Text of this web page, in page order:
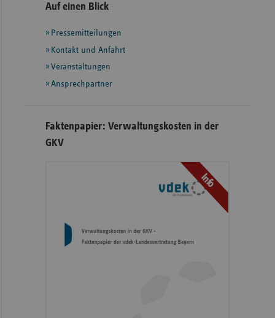
Seitennavigation
Seitenleiste
weiteren
Informationen
Auf einen Blick
Pressemitteilungen
Kontakt und Anfahrt
Veranstaltungen
Ansprechpartner
Faktenpapier: Verwaltungskosten in der
GKV
Info